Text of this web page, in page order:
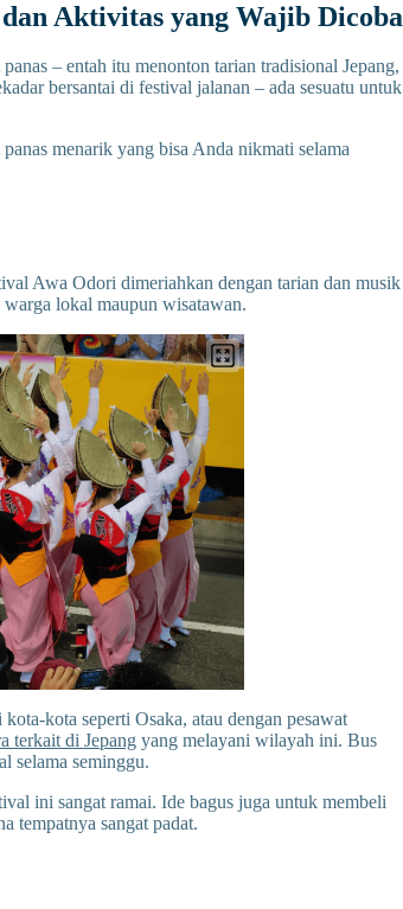
Aktivitas yang Wajib Dicoba
– entah itu menonton tarian tradisional Jepang,
bersantai di festival jalanan – ada sesuatu untuk
menarik yang bisa Anda nikmati selama
Awa Odori dimeriahkan dengan tarian dan musik
lokal maupun wisatawan.
kota seperti Osaka, atau dengan pesawat
terkait di Jepang yang melayani wilayah ini. Bus
selama seminggu.
ini sangat ramai. Ide bagus juga untuk membeli
tempatnya sangat padat.